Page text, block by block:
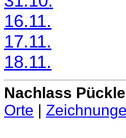
16.11.
17.11.
18.11.
Nachlass
Orte |